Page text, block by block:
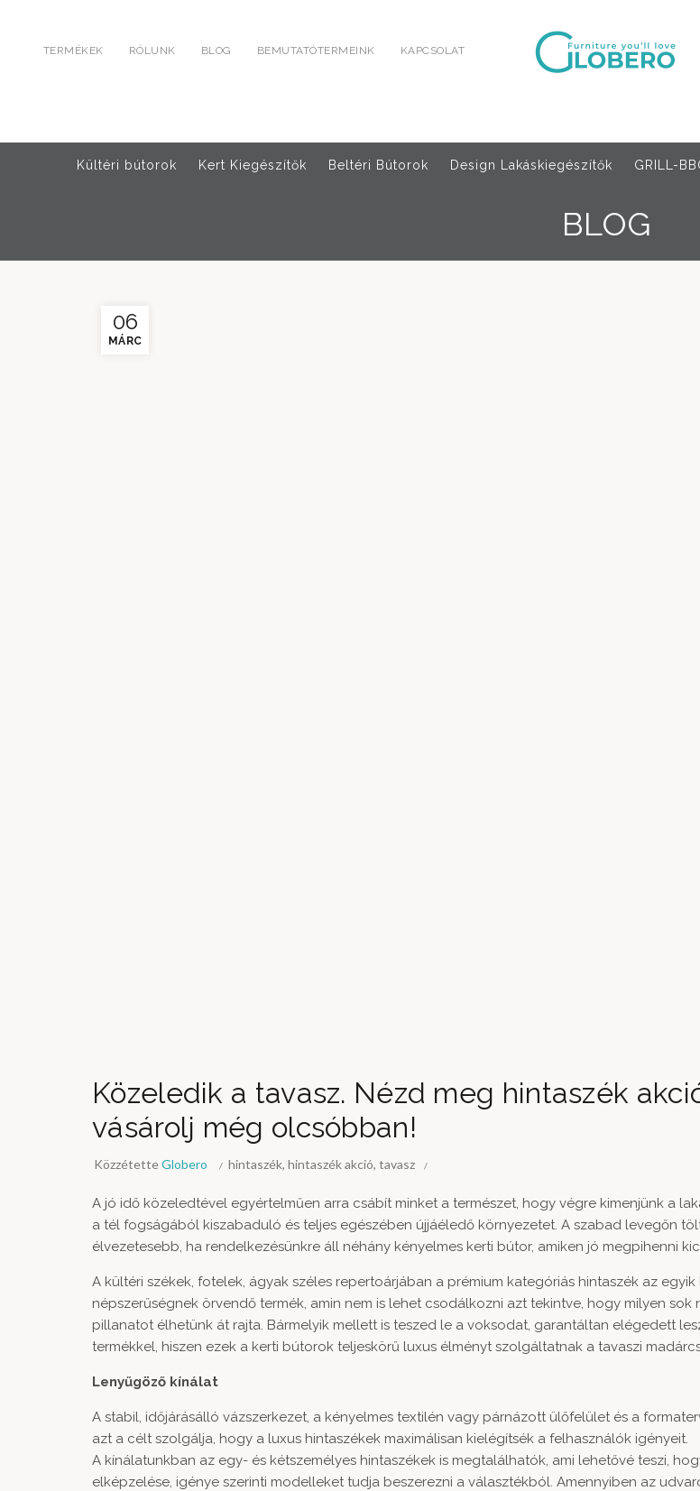
TERMÉKEK RÓLUNK BLOG BEMUTATÓTERMEINK KAPCSOLAT
Kültéri bútorok Kert Kiegészítők Beltéri Bútorok Design Lakáskiegészítők GRILL-
BLOG
06
MÁRC
Közeledik a tavasz. Nézd meg hintaszék
vásárolj még olcsóbban!
KözzétetteGlobero hintaszék, hintaszék akció, tavasz
A jó idő közeledtével egyértelműen arra csábít minket a természet, hogy végre kimenjünk a
a tél fogságából kiszabaduló és teljes egészében újjáéledő környezetet. A szabad levegőn
élvezetesebb, ha rendelkezésünkre áll néhány kényelmes kerti bútor, amiken jó megpihenni
A kültéri székek, fotelek, ágyak széles repertoárjában a prémium kategóriás hintaszék az
népszerűségnek örvendő termék, amin nem is lehet csodálkozni azt tekintve, hogy milyen sok
pillanatot élhetünk át rajta. Bármelyik mellett is teszed le a voksodat, garantáltan elégedett
termékkel, hiszen ezek a kerti bútorok teljeskörű luxus élményt szolgáltatnak a tavaszi
Lenyűgöző kínálat
A stabil, időjárásálló vázszerkezet, a kényelmes textilén vagy párnázott ülőfelület és a
azt a célt szolgálja, hogy a luxus hintaszékek maximálisan kielégítsék a felhasználók igényeit.
A kínálatunkban az egy- és kétszemélyes hintaszékek is megtalálhatók, ami lehetővé teszi,
elképzelése, igénye szerinti modelleket tudja beszerezni a választékból. Amennyiben az